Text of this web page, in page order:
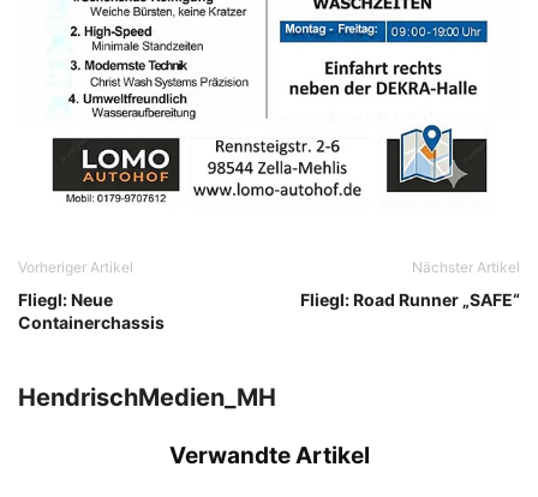
Vorheriger Artikel
Fliegl: Neue
Containerchassis
Nächster Artikel
Fliegl: Road Runner „SAFE“
HendrischMedien_MH
Verwandte Artikel